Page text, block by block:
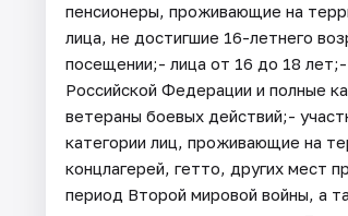
пенсионеры, проживающие на
лица, не достигшие 16-летнего
посещении;- лица от 16 до 18
Российской Федерации и полные
ветераны боевых действий;-
категории лиц, проживающие на
концлагерей, гетто, других мест
период Второй мировой войны, а